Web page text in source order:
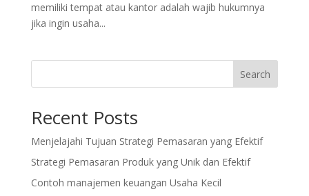
memiliki tempat atau kantor adalah wajib hukumnya
jika ingin usaha...
Search
Recent Posts
Menjelajahi Tujuan Strategi Pemasaran yang Efektif
Strategi Pemasaran Produk yang Unik dan Efektif
Contoh manajemen keuangan Usaha Kecil